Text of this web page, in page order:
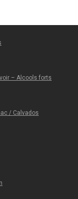
– Alcools forts
/ Calvados